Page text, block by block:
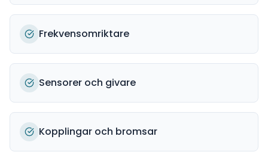
Frekvensomriktare
Sensorer och givare
Kopplingar och bromsar